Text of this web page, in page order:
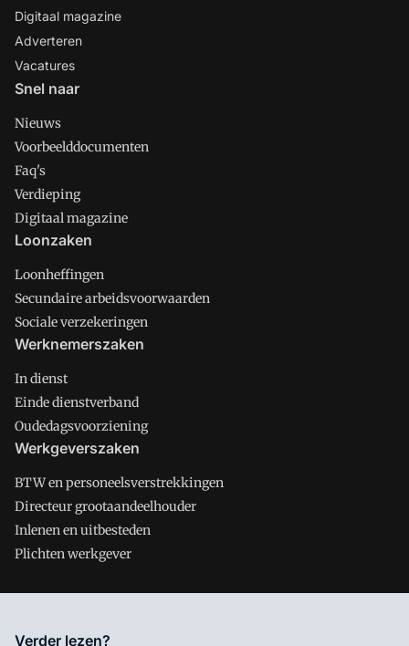
Digitaal magazine
Adverteren
Vacatures
Snel naar
Nieuws
Voorbeelddocumenten
Faq's
Verdieping
Digitaal magazine
Loonzaken
Loonheffingen
Secundaire arbeidsvoorwaarden
Sociale verzekeringen
Werknemerszaken
In dienst
Einde dienstverband
Oudedagsvoorziening
Werkgeverszaken
BTW en personeelsverstrekkingen
Directeur grootaandeelhouder
Inlenen en uitbesteden
Plichten werkgever
Salarisnet is onderdeel van VMN media. Lees in
Verder lezen?